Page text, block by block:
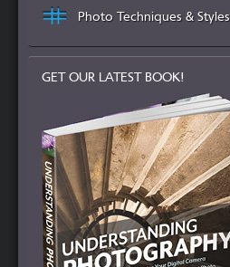
Photo Techniques & Styles
GET OUR LATEST BOOK!